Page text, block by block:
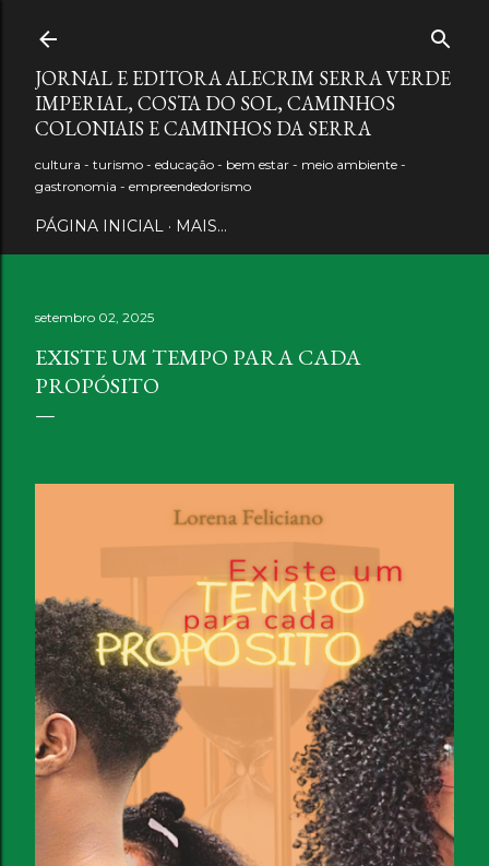
JORNAL E EDITORA ALECRIM SERRA VERDE
IMPERIAL, COSTA DO SOL, CAMINHOS
COLONIAIS E CAMINHOS DA SERRA
cultura - turismo - educação - bem estar - meio ambiente -
gastronomia - empreendedorismo
PÁGINA INICIAL MAIS…
setembro 02, 2025
EXISTE UM TEMPO PARA CADA
PROPÓSITO